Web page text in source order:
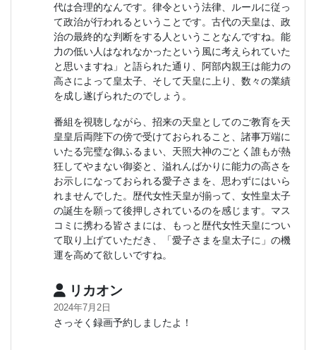
代は合理的なんです。律令という法律、ルールに従っ
て政治が行われるということです。古代の天皇は、政
治の最終的な判断をする人ということなんですね。能
力の低い人はなれなかったという風に考えられていた
と思いますね」と語られた通り、阿部内親王は能力の
高さによって皇太子、そして天皇に上り、数々の業績
を成し遂げられたのでしょう。
番組を視聴しながら、招来の天皇としてのご教育を天
皇皇后両陛下の傍で受けておられること、諸事万端に
いたる完璧な御ふるまい、天照大神のごとく誰もが熱
狂してやまない御姿と、溢れんばかりに能力の高さを
お示しになっておられる愛子さまを、思わずにはいら
れませんでした。歴代女性天皇が揃って、女性皇太子
の誕生を願って後押しされているのを感じます。マス
コミに携わる皆さまには、もっと歴代女性天皇につい
て取り上げていただき、「愛子さまを皇太子に」の機
運を高めて欲しいですね。
リカオン
2024年7月2日
さっそく録画予約しましたよ！